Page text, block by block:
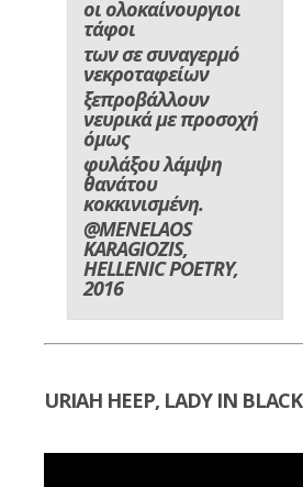
οι ολοκαίνουργιοι
τάφοι
των σε συναγερμό
νεκροταφείων
ξεπροβάλλουν
νευρικά με προσοχή
όμως
φυλάξου λάμψη
θανάτου
κοκκινισμένη.
@MENELAOS
KARAGIOZIS,
HELLENIC POETRY,
2016
URIAH HEEP, LADY IN BLACK